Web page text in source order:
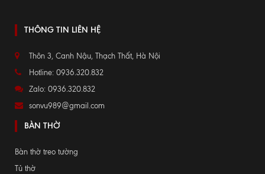
THÔNG TIN LIÊN HỆ
Thôn 3, Canh Nậu, Thạch Thất, Hà Nội
Hotline: 0936.320.832
Zalo: 0936.320.832
sonvu989@gmail.com
BÀN THỜ
Bàn thờ treo tường
Tủ thờ